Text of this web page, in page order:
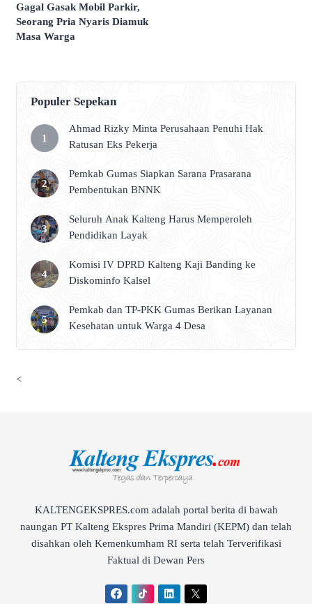
Gagal Gasak Mobil Parkir,
Seorang Pria Nyaris Diamuk
Masa Warga
Populer Sepekan
Ahmad Rizky Minta Perusahaan Penuhi Hak
Ratusan Eks Pekerja
Pemkab Gumas Siapkan Sarana Prasarana
Pembentukan BNNK
Seluruh Anak Kalteng Harus Memperoleh
Pendidikan Layak
Komisi IV DPRD Kalteng Kaji Banding ke
Diskominfo Kalsel
Pemkab dan TP-PKK Gumas Berikan Layanan
Kesehatan untuk Warga 4 Desa
<
KALTENGEKSPRES.com adalah portal berita di bawah
naungan PT Kalteng Ekspres Prima Mandiri (KEPM) dan telah
disahkan oleh Kemenkumham RI serta telah Terverifikasi
Faktual di Dewan Pers